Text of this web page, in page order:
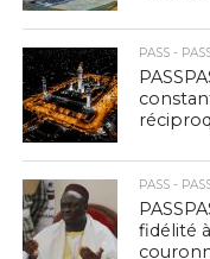
PASS -
PASS -
fidélité